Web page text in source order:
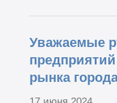
Уважаемые
рынка